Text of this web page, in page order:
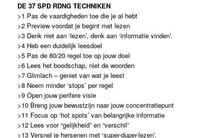
DE 37 SPD RDNG TECHNIKEN
>1 Pas de vaardigheden toe die je al hebt
>2 Preview voordat je begint met lezen
>3 Denk niet aan ‘lezen’, denk aan ‘informatie vinden’.
>4 Heb een duidelijk leesdoel
>5 Pas de 80/20 regel toe op jouw doel
>6 Lees het boodschap, niet de woorden
>7 Glimlach – geniet van wat je leest
>8 Neem minder ‘stops’ per regel
>9 Open jouw perifere visie
>10 Breng jouw bewustzijn naar jouw concentratiepunt
>11 Focus op ‘hot spots’ van belangrijke informatie
>12 Lees voor “gelijkheid” en “verschil”
>13 Versnel je hersenen met ‘super-duper-lezen’.